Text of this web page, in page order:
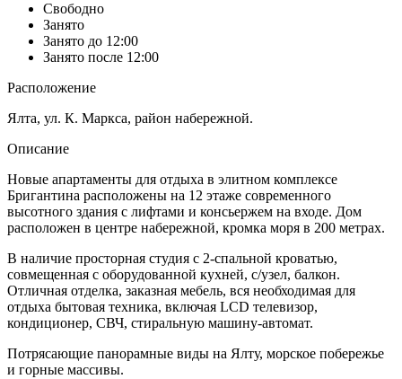
Свободно
Занято
Занято до 12:00
Занято после 12:00
Расположение
Ялта, ул. К. Маркса, район набережной.
Описание
Новые апартаменты для отдыха в элитном комплексе
Бригантина расположены на 12 этаже современного
высотного здания с лифтами и консьержем на входе. Дом
расположен в центре набережной, кромка моря в 200 метрах.
В наличие просторная студия с 2-спальной кроватью,
совмещенная с оборудованной кухней, с/узел, балкон.
Отличная отделка, заказная мебель, вся необходимая для
отдыха бытовая техника, включая LCD телевизор,
кондиционер, СВЧ, стиральную машину-автомат.
Потрясающие панорамные виды на Ялту, морское побережье
и горные массивы.